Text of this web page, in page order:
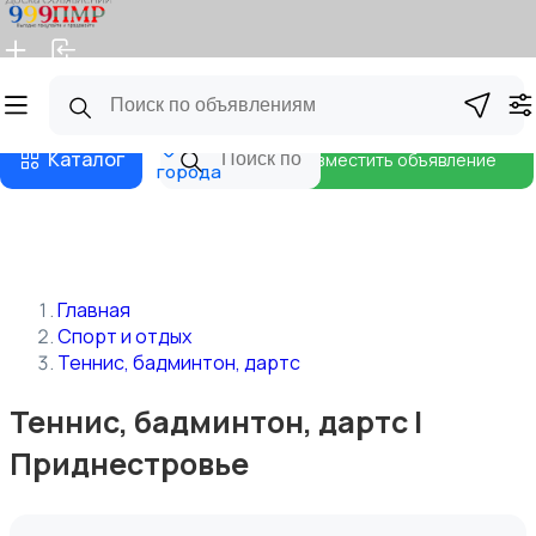
Главная
Каталог
города
Разместить объявление
Главная
Спорт и отдых
Теннис, бадминтон, дартс
Теннис, бадминтон, дартс |
Приднестровье